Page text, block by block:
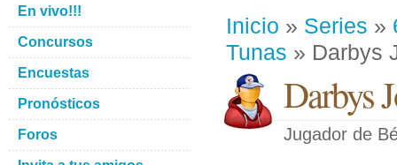
Inicio » Series »
Tunas » Darbys
Darbys
Jugador de
En vivo!!!
Concursos
Encuestas
Pronósticos
Foros